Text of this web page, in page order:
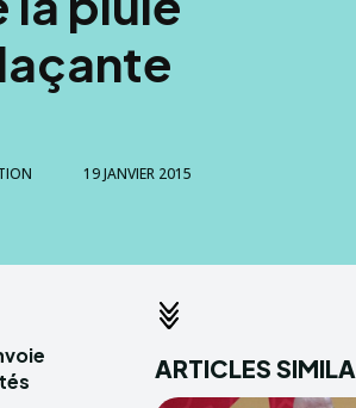
19 JANVIER 2015
ARTICLES